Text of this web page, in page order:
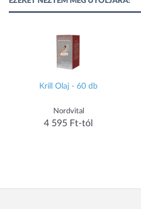
Krill Olaj - 60 db
Nordvital
4 595 Ft-tól